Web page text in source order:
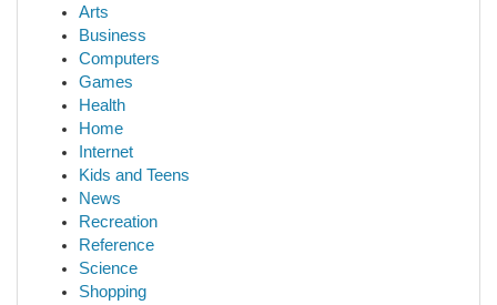
Arts
Business
Computers
Games
Health
Home
Internet
Kids and Teens
News
Recreation
Reference
Science
Shopping